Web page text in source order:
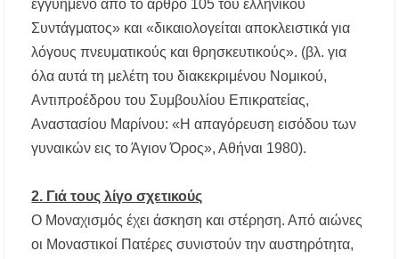
εγγυημένο από το άρθρο 105 του ελληνικού
Συντάγματος» και «δικαιολογείται αποκλειστικά για
λόγους πνευματικούς και θρησκευτικούς». (βλ. για
όλα αυτά τη μελέτη του διακεκριμένου Νομικού,
Αντιπροέδρου του Συμβουλίου Επικρατείας,
Αναστασίου Μαρίνου: «Η απαγόρευση εισόδου των
γυναικών εις το Άγιον Όρος», Αθήναι 1980).
2. Γιά τους λίγο σχετικούς
Ο Μοναχισμός έχει άσκηση και στέρηση. Από αιώνες
οι Μοναστικοί Πατέρες συνιστούν την αυστηρότητα,